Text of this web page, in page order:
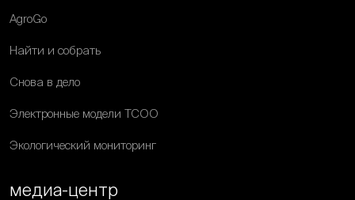
AgroGo
Найти и собрать
Снова в дело
Электронные модели ТСОО
Экологический мониторинг
медиа-центр